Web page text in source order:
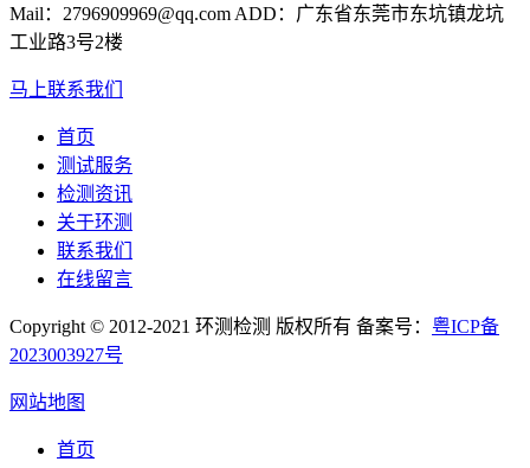
Mail：2796909969@qq.com ADD：广东省东莞市东坑镇龙坑
工业路3号2楼
马上联系我们
首页
测试服务
检测资讯
关于环测
联系我们
在线留言
Copyright © 2012-2021 环测检测 版权所有 备案号： 粤ICP备
2023003927号
网站地图
首页